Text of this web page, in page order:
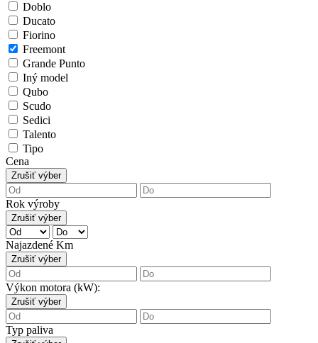
Doblo
Ducato
Fiorino
Freemont
Grande Punto
Iný model
Qubo
Scudo
Sedici
Talento
Tipo
Cena
Zrušiť výber
Rok výroby
Zrušiť výber
Najazdené Km
Zrušiť výber
Výkon motora (kW):
Zrušiť výber
Typ paliva